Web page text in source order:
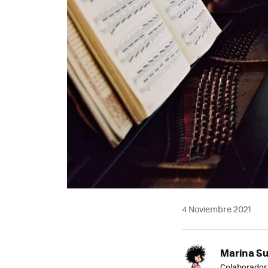
4 Noviembre 2021
Marina